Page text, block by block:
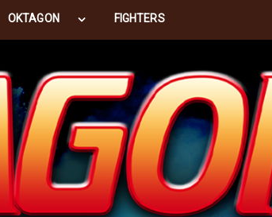
OKTAGON FIGHTERS